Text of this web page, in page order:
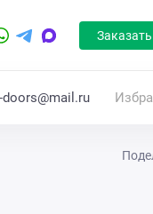
doors@mail.ru